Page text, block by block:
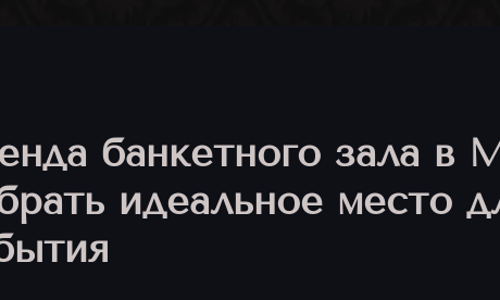
банкетного зала в
идеальное место